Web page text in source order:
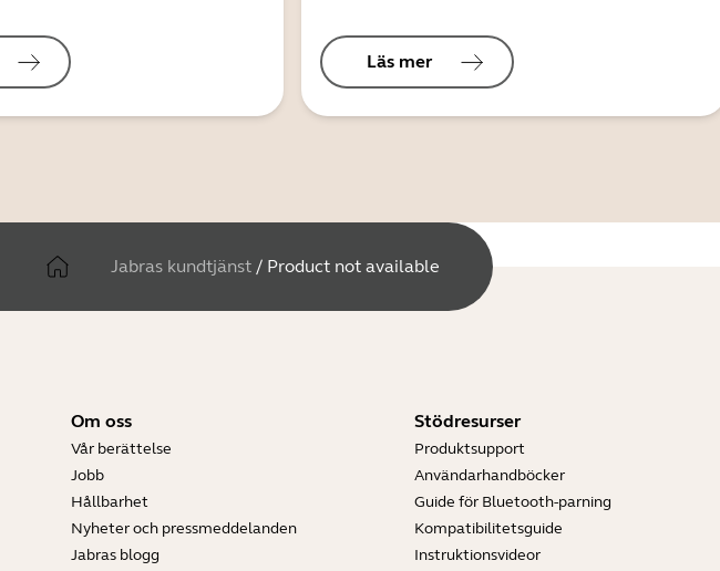
Läs mer
Jabras kundtjänst / Product not available
Om oss
Vår berättelse
Jobb
Hållbarhet
Nyheter och pressmeddelanden
Jabras blogg
Stödresurser
Produktsupport
Användarhandböcker
Guide för Bluetooth-parning
Kompatibilitetsguide
Instruktionsvideor